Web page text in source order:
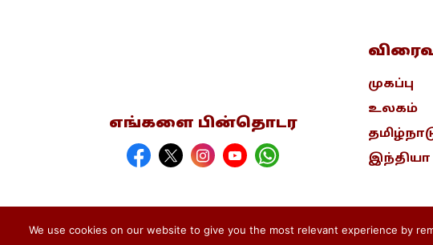
எங்களை பின்தொடர
முகப்பு
உலகம்
இந்தியா
பதிப்புரிமை © 2026 தமிழ்க்களம்
We use cookies on our website to give you the most relevant experience by